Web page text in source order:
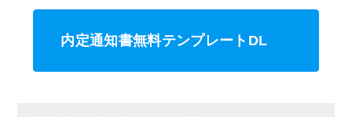
内定通知書無料テンプレートDL